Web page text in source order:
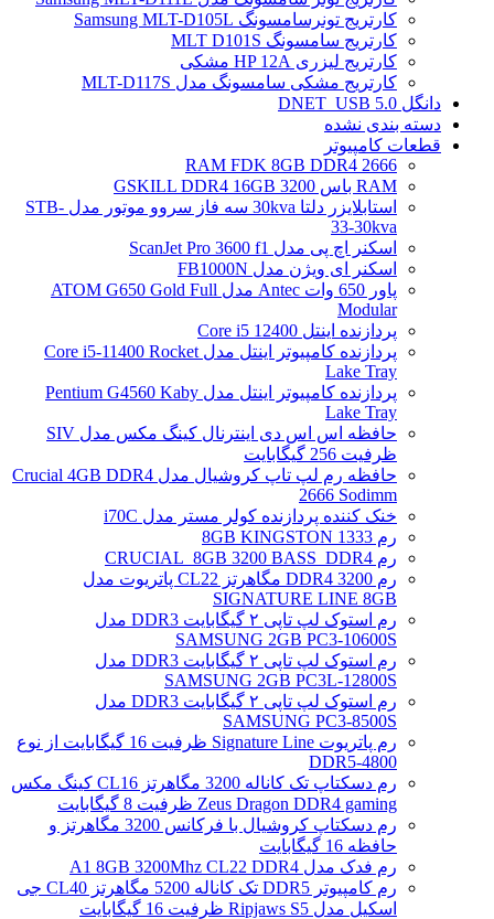
کارتریج تونرسامسونگ Samsung MLT-D105L
کارتریج سامسونگ MLT D101S
کارتریج لیزری HP 12A مشکی
کارتریج مشکی سامسونگ مدل MLT-D117S
دانگل DNET_USB 5.0
دسته بندی نشده
قطعات کامپیوتر
RAM FDK 8GB DDR4 2666
RAM باس 3200 GSKILL DDR4 16GB
استابلایزر دلتا 30kva سه فاز سروو موتور مدل STB-
33-30kva
اسکنر اچ پی مدل ScanJet Pro 3600 f1
اسکنر ای ویژن مدل FB1000N
پاور 650 وات Antec مدل ATOM G650 Gold Full
Modular
پردازنده اینتل Core i5 12400
پردازنده کامپیوتر اینتل مدل Core i5-11400 Rocket
Lake Tray
پردازنده کامپیوتر اینتل مدل Pentium G4560 Kaby
Lake Tray
حافظه اس اس دی اینترنال کینگ مکس مدل SIV
ظرفیت 256 گیگابایت
حافظه رم لپ تاپ کروشیال مدل Crucial 4GB DDR4
2666 Sodimm
خنک کننده پردازنده کولر مستر مدل i70C
رم 1333 8GB KINGSTON
رم CRUCIAL_8GB 3200 BASS_DDR4
رم DDR4 3200 مگاهرتز CL22 پاتریوت مدل
SIGNATURE LINE 8GB
رم استوک لپ تاپی ۲ گیگابایت DDR3 مدل
SAMSUNG 2GB PC3-10600S
رم استوک لپ تاپی ۲ گیگابایت DDR3 مدل
SAMSUNG 2GB PC3L-12800S
رم استوک لپ تاپی ۲ گیگابایت DDR3 مدل
SAMSUNG PC3-8500S
رم پاتریوت Signature Line ظرفیت 16 گیگابایت از نوع
DDR5-4800
رم دسکتاپ تک کاناله 3200 مگاهرتز CL16 کینگ مکس
Zeus Dragon DDR4 gaming ظرفیت 8 گیگابایت
رم دسکتاپ کروشیال با فرکانس 3200 مگاهرتز و
حافظه 16 گیگابایت
رم فدک مدل A1 8GB 3200Mhz CL22 DDR4
رم کامپیوتر DDR5 تک کاناله 5200 مگاهرتز CL40 جی
اسکیل مدل Ripjaws S5 ظرفیت 16 گیگابایت